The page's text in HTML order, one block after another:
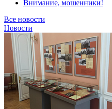
Внимание, мошенники!
Все новости
Новости